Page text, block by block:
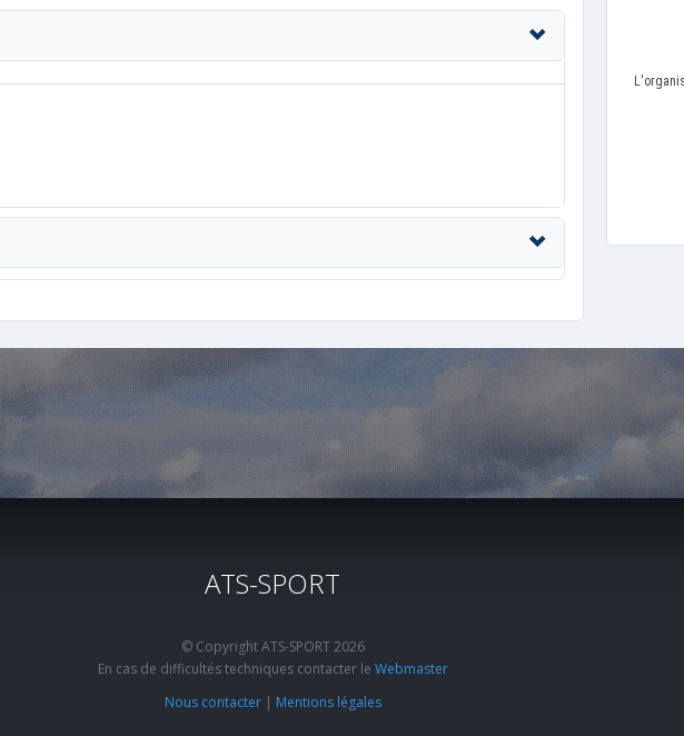
ATS-SPORT
© Copyright ATS-SPORT 2026
En cas de difficultés techniques contacter le Webmaster
Nous contacter| Mentions légales